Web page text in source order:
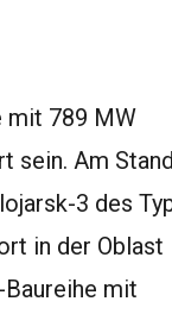
mit 789 MW
sein. Am
3 des
in der Oblast
mit